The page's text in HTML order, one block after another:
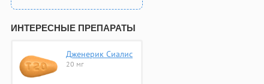
ИНТЕРЕСНЫЕ ПРЕПАРАТЫ
Дженерик Сиалис
20 мг